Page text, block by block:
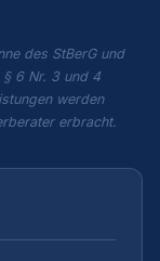
des StBerG und
§ 6 Nr. 3 und 4
werden
erbracht.